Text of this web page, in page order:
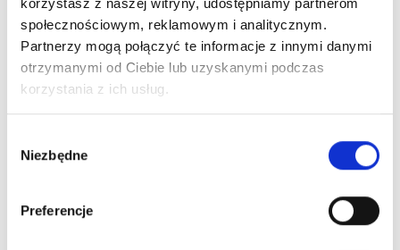
społecznościowym, reklamowym i analitycznym.
Partnerzy mogą połączyć te informacje z innymi danymi
otrzymanymi od Ciebie lub uzyskanymi podczas
korzystania z ich usług.
zgody
Niezbędne
Preferencje
Camel
Bezpieczne płatności
Zamów w ciągu